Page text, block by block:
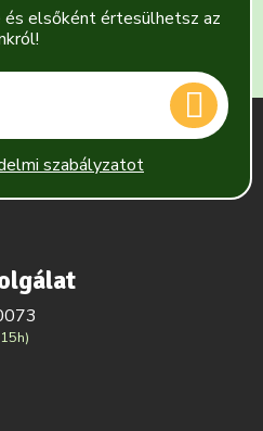
elsőként értesülhetsz az
szabályzatot